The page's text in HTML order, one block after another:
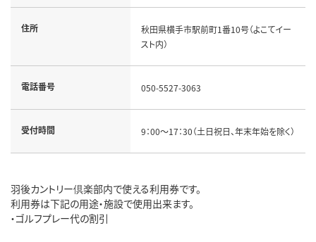
住所
秋田県横手市駅前町1番10号（よこてイー
スト内）
電話番号 050-5527-3063
受付時間 9：00～17：30（土日祝日、年末年始を除く）
羽後カントリー倶楽部内で使える利用券です。
利用券は下記の用途・施設で使用出来ます。
・ゴルフプレー代の割引